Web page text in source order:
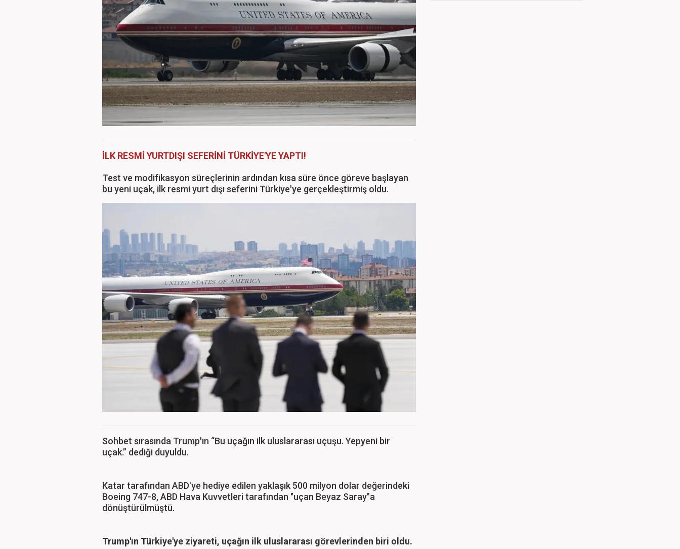
İLK RESMİ YURTDIŞI SEFERİNİ TÜRKİYE'YE YAPTI!
Test ve modifikasyon süreçlerinin ardından kısa süre önce göreve başlayan
bu yeni uçak, ilk resmi yurt dışı seferini Türkiye'ye gerçekleştirmiş oldu.
Sohbet sırasında Trump'ın “Bu uçağın ilk uluslararası uçuşu. Yepyeni bir
uçak.” dediği duyuldu.
Katar tarafından ABD'ye hediye edilen yaklaşık 500 milyon dolar değerindeki
Boeing 747-8, ABD Hava Kuvvetleri tarafından "uçan Beyaz Saray"a
dönüştürülmüştü.
Trump'ın Türkiye'ye ziyareti, uçağın ilk uluslararası görevlerinden biri oldu.